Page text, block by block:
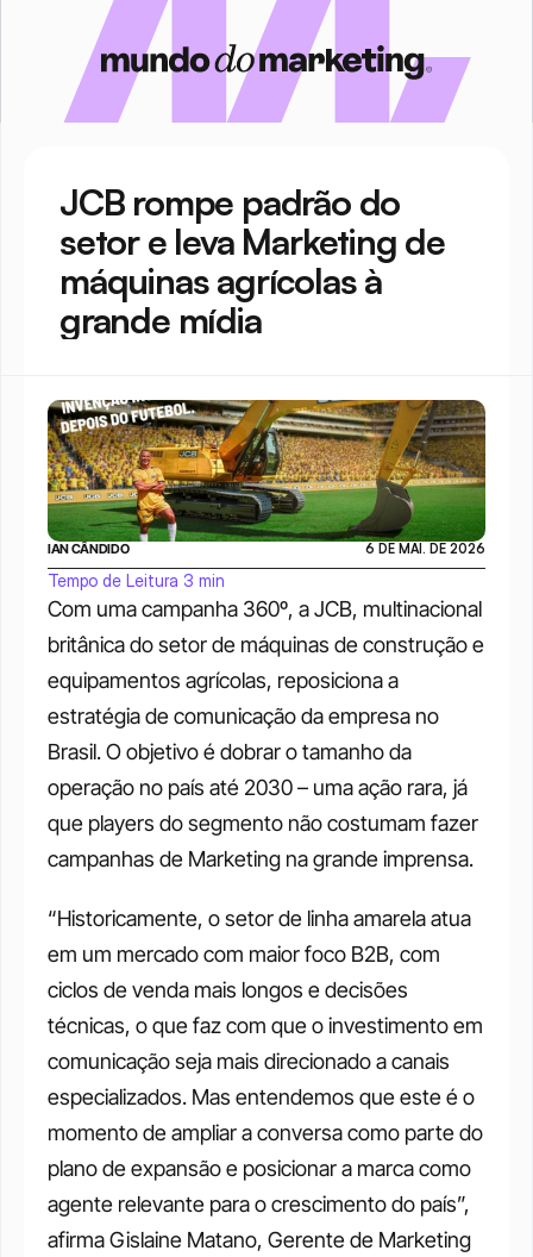
JCB rompe padrão do
setor e leva Marketing de
máquinas agrícolas à
grande mídia
Com uma campanha 360º, a JCB, multinacional
britânica do setor de máquinas de construção e
equipamentos agrícolas, reposiciona a
estratégia de comunicação da empresa no
Brasil. O objetivo é dobrar o tamanho da
operação no país até 2030 – uma ação rara, já
que players do segmento não costumam fazer
campanhas de Marketing na grande imprensa.
“Historicamente, o setor de linha amarela atua
em um mercado com maior foco B2B, com
ciclos de venda mais longos e decisões
técnicas, o que faz com que o investimento em
comunicação seja mais direcionado a canais
especializados. Mas entendemos que este é o
momento de ampliar a conversa como parte do
plano de expansão e posicionar a marca como
agente relevante para o crescimento do país”,
afirma Gislaine Matano, Gerente de Marketing
IAN CÂNDIDO 6 DE MAI. DE 2026
Tempo de Leitura 3 min